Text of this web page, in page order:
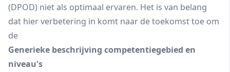
(DPOD) niet als optimaal ervaren. Het is van belang
dat hier verbetering in komt naar de toekomst toe om
de
Generieke beschrijving competentiegebied en
niveau's